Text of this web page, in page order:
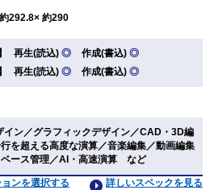
292.8× 約290
】 再生(読込) ◎ 作成(書込) ◎
】 再生(読込) ◎ 作成(書込) ◎
イン／グラフィックデザイン／CAD・3D編
を超える高度な演算／音楽編集／動画編集
ベース管理／AI・高速演算 など
詳しいスペックを見る
ンを選択する